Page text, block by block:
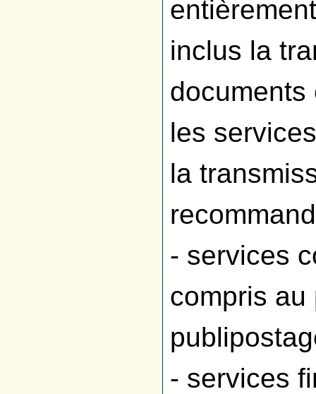
inclus la
documents
les
la
- services
compris au
- services